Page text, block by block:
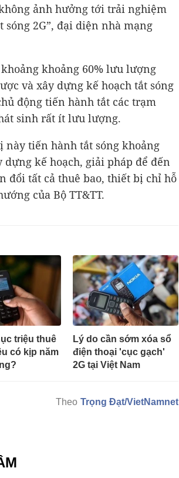
ảnh hưởng tới trải nghiệm
2G”, đại diện nhà mạng
khoảng 60% lưu lượng
và xây dựng kế hoạch tắt sóng
động tiến hành tắt các trạm
sinh rất ít lưu lượng.
này tiến hành tắt sóng khoảng
dựng kế hoạch, giải pháp để đến
đổi tất cả thuê bao, thiết bị chỉ hỗ
của Bộ TT&TT.
triệu thuê
có kịp năm
Lý do cần sớm xóa sổ
điện thoại 'cục gạch'
2G tại Việt Nam
Trọng Đạt/VietNamnet